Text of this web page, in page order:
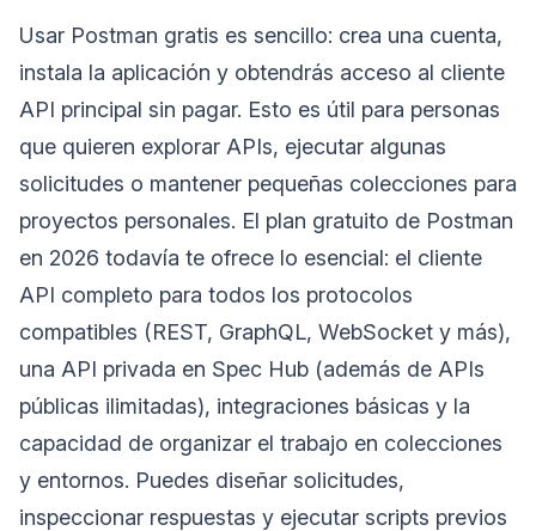
Usar Postman gratis es sencillo: crea una cuenta,
instala la aplicación y obtendrás acceso al cliente
API principal sin pagar. Esto es útil para personas
que quieren explorar APIs, ejecutar algunas
solicitudes o mantener pequeñas colecciones para
proyectos personales. El plan gratuito de Postman
en 2026 todavía te ofrece lo esencial: el cliente
API completo para todos los protocolos
compatibles (REST, GraphQL, WebSocket y más),
una API privada en Spec Hub (además de APIs
públicas ilimitadas), integraciones básicas y la
capacidad de organizar el trabajo en colecciones
y entornos. Puedes diseñar solicitudes,
inspeccionar respuestas y ejecutar scripts previos